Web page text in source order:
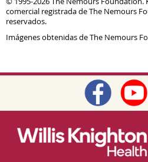
comercial registrada de The Nemours
reservados.
Imágenes obtenidas de The Nemours